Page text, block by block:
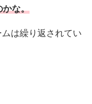
かな。
は繰り返されてい